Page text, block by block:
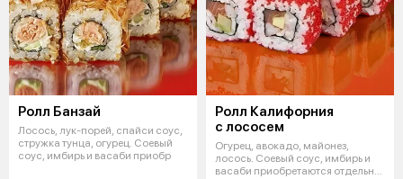
Ролл Банзай
Лосось, лук-порей, спайси соус,
стружка тунца, огурец. Соевый
соус, имбирь и васаби приобр
Ролл Калифорния
с лoсосем
Огурец, авокадо, майонез,
лосось. Соевый соус, имбирь и
васаби приобретаются отдельно.